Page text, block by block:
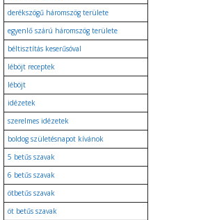
derékszögű háromszög területe
egyenlő szárú háromszög területe
béltisztítás keserűsóval
léböjt receptek
léböjt
idézetek
szerelmes idézetek
boldog születésnapot kívánok
5 betűs szavak
6 betűs szavak
ötbetűs szavak
öt betűs szavak